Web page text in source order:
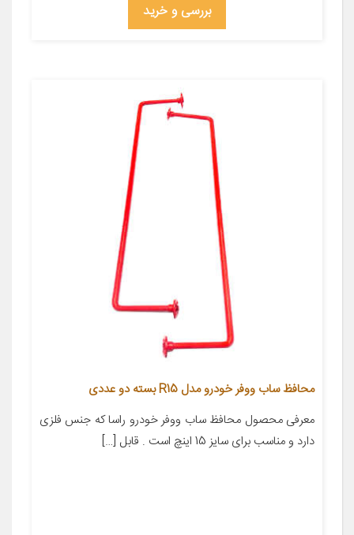
بررسی و خرید
محافظ ساب ووفر خودرو مدل R15 بسته دو عددی
معرفی محصول محافظ ساب ووفر خودرو راسا که جنس فلزی
دارد و مناسب برای سایز 15 اینچ است . قابل […]